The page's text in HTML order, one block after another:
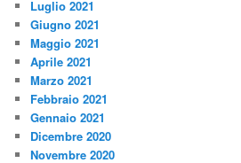
Luglio 2021
Giugno 2021
Maggio 2021
Aprile 2021
Marzo 2021
Febbraio 2021
Gennaio 2021
Dicembre 2020
Novembre 2020